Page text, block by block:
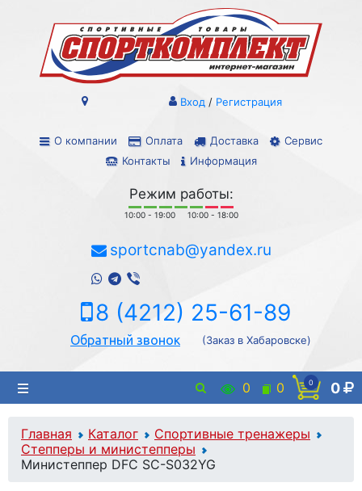
О компании Оплата Доставка
Сервис
Контакты
Информация
Вход / Регистрация
Режим работы:
10:00 - 19:00 10:00 - 18:00
sportcnab@yandex.ru
8 (4212) 25-61-89
Обратный звонок (Заказ в Хабаровске)
0 0 0 0
Главная Каталог
Спортивные тренажеры
Степперы и министепперы
Министеппер DFC SC-S032YG